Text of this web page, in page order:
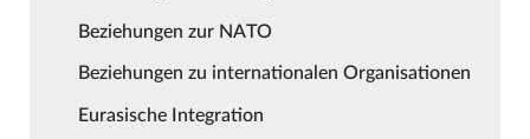
Beziehungen zur NATO
Beziehungen zu internationalen Organisationen
Eurasische Integration